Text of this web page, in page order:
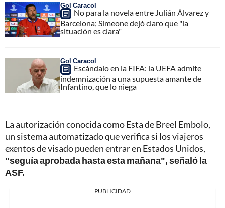
Gol Caracol
No para la novela entre Julián Álvarez y
Barcelona; Simeone dejó claro que "la
situación es clara"
Gol Caracol
Escándalo en la FIFA: la UEFA admite
indemnización a una supuesta amante de
Infantino, que lo niega
La autorización conocida como Esta de Breel Embolo,
un sistema automatizado que verifica si los viajeros
exentos de visado pueden entrar en Estados Unidos,
"seguía aprobada hasta esta mañana", señaló la
ASF.
PUBLICIDAD